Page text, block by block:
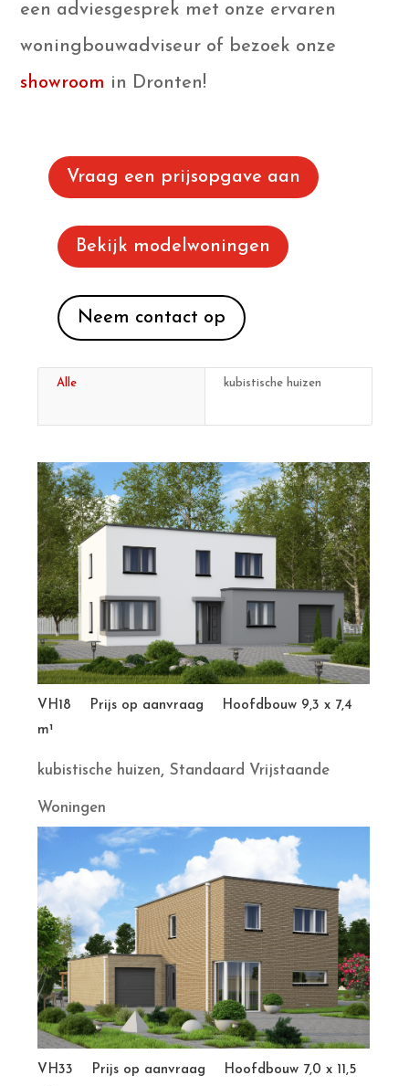
een adviesgesprek met onze ervaren
woningbouwadviseur of bezoek onze
showroom in Dronten!
Vraag een prijsopgave aan
Bekijk modelwoningen
Neem contact op
Alle kubistische huizen
VH18 Prijs op aanvraag Hoofdbouw 9,3 x 7,4
m¹
kubistische huizen, Standaard Vrijstaande
Woningen
VH33 Prijs op aanvraag Hoofdbouw 7,0 x 11,5